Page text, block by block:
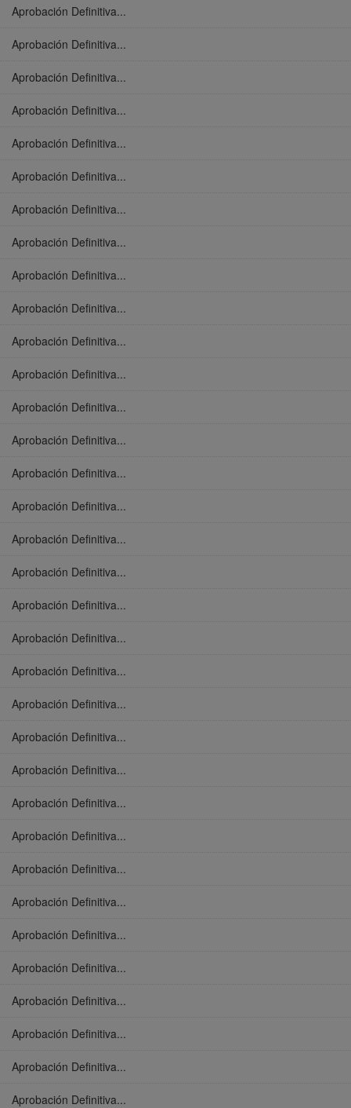
Aprobación Definitiva...
Aprobación Definitiva...
Aprobación Definitiva...
Aprobación Definitiva...
Aprobación Definitiva...
Aprobación Definitiva...
Aprobación Definitiva...
Aprobación Definitiva...
Aprobación Definitiva...
Aprobación Definitiva...
Aprobación Definitiva...
Aprobación Definitiva...
Aprobación Definitiva...
Aprobación Definitiva...
Aprobación Definitiva...
Aprobación Definitiva...
Aprobación Definitiva...
Aprobación Definitiva...
Aprobación Definitiva...
Aprobación Definitiva...
Aprobación Definitiva...
Aprobación Definitiva...
Aprobación Definitiva...
Aprobación Definitiva...
Aprobación Definitiva...
Aprobación Definitiva...
Aprobación Definitiva...
Aprobación Definitiva...
Aprobación Definitiva...
Aprobación Definitiva...
Aprobación Definitiva...
Aprobación Definitiva...
Aprobación Definitiva...
Aprobación Definitiva...